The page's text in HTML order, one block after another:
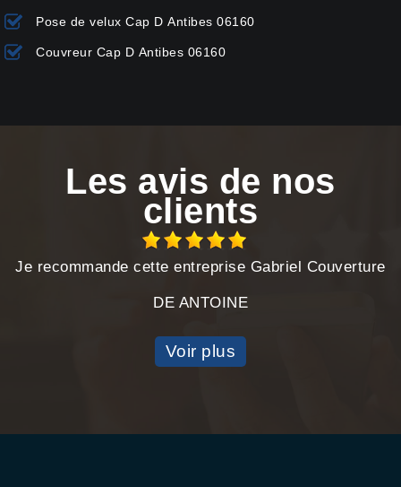
Pose de velux Cap D Antibes 06160
Couvreur Cap D Antibes 06160
Les avis de nos
clients
Je recommande cette entreprise Gabriel Couverture
DE ANTOINE
Voir plus